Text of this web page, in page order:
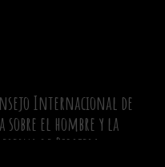
Consejo Internacional de
el hombre y la
de Biosfera.